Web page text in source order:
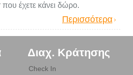
έχετε κάνει δώρο.
Περισσότερα
Διαχ. Κράτησης
Check In